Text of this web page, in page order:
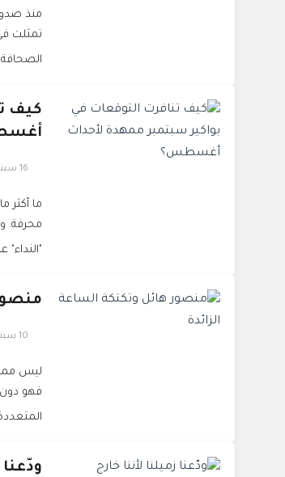
تمثلت
كيف
16 سبتمبر 2025
محرفة.
10 سبتمبر 2025
ليس
فهو دون